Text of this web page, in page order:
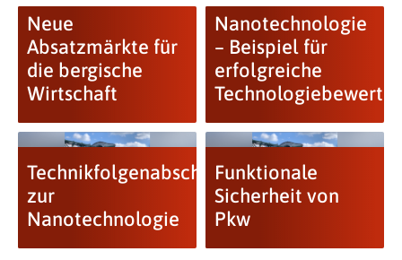
Neue
Absatzmärkte für
die bergische
Wirtschaft
Nanotechnologie
– Beispiel für
erfolgreiche
Technikfolgenabschätzung
zur
Nanotechnologie
Funktionale
Sicherheit von
Pkw